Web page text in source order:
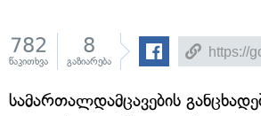
782
წაკითხვა
8
გაზიარება
სამართალდამცავების